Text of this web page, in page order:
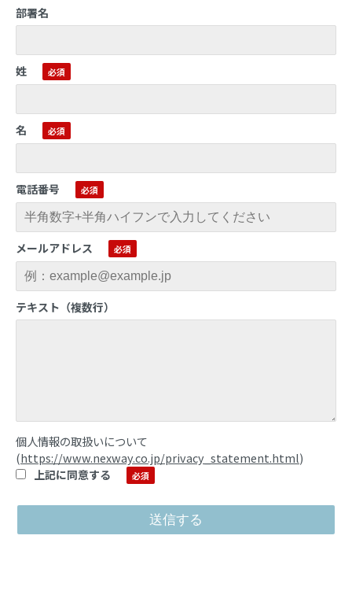
部署名
姓
名
電話番号
メールアドレス
テキスト（複数行）
個人情報の取扱いについて
(https://www.nexway.co.jp/privacy_statement.html)
上記に同意する